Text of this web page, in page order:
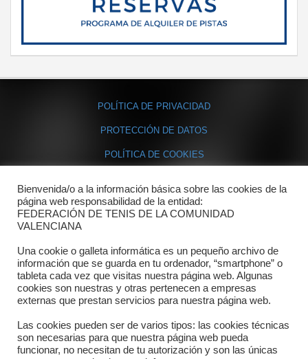
POLÍTICA DE PRIVACIDAD
PROTECCIÓN DE DATOS
POLÍTICA DE COOKIES
Contacto
Dónde estamos
Directorio departamentos
Horario
Formulario de contacto
Bienvenida/o a la información básica sobre las cookies de la
página web responsabilidad de la entidad:
FEDERACIÓN DE TENIS DE LA COMUNIDAD
VALENCIANA
Una cookie o galleta informática es un pequeño archivo de
información que se guarda en tu ordenador, “smartphone” o
tableta cada vez que visitas nuestra página web. Algunas
cookies son nuestras y otras pertenecen a empresas
externas que prestan servicios para nuestra página web.
Las cookies pueden ser de varios tipos: las cookies técnicas
son necesarias para que nuestra página web pueda
funcionar, no necesitan de tu autorización y son las únicas